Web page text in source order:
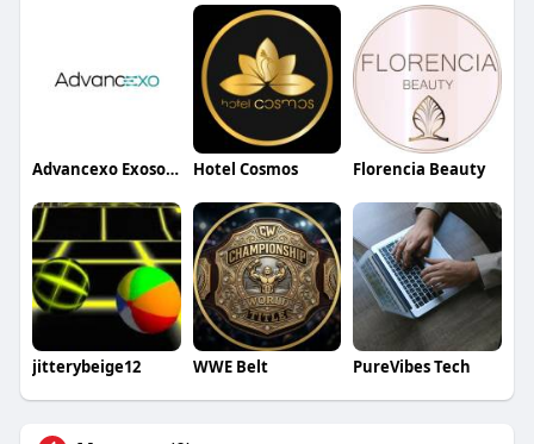
Advancexo Exosomes Hotel Cosmos Florencia Beauty
jitterybeige12 WWE Belt PureVibes Tech